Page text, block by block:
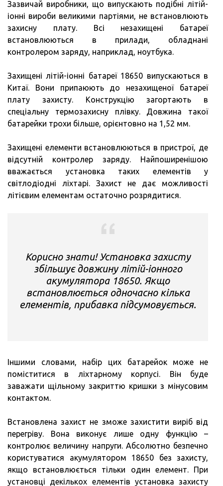
Зазвичай виробники, що випускають подібні літій-
іонні вироби великими партіями, не встановлюють
захисну плату. Всі незахищені батареї
встановлюються в прилади, обладнані
контролером заряду, наприклад, ноутбука.
Захищені літій-іонні батареї 18650 випускаються в
Китаї. Вони припаюють до незахищеної батареї
плату захисту. Конструкцію загортають в
спеціальну термозахисну плівку. Довжина такої
батарейки трохи більше, орієнтовно на 1,52 мм.
Захищені елементи встановлюються в пристрої, де
відсутній контролер заряду. Найпоширенішою
вважається установка таких елементів у
світлодіодні ліхтарі. Захист не дає можливості
літієвим елементам остаточно розрядитися.
Корисно знати! Установка захисту
збільшує довжину літій-іонного
акумулятора 18650. Якщо
встановлюється одночасно кілька
елементів, прибавка підсумовується.
Іншими словами, набір цих батарейок може не
поміститися в ліхтарному корпусі. Він буде
заважати щільному закриттю кришки з мінусовим
контактом.
Встановлена захист не зможе захистити виріб від
перегріву. Вона виконує лише одну функцію –
контролює величину напруги. Абсолютно безпечно
користуватися акумулятором 18650 без захисту,
якщо встановлюється тільки один елемент. При
установці декількох елементів установка захисту